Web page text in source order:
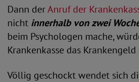
Dann derAnruf der
nicht innerhalb von zwei
beim Psychologen mache,
Krankenkasse das
Völlig geschockt wendet sich